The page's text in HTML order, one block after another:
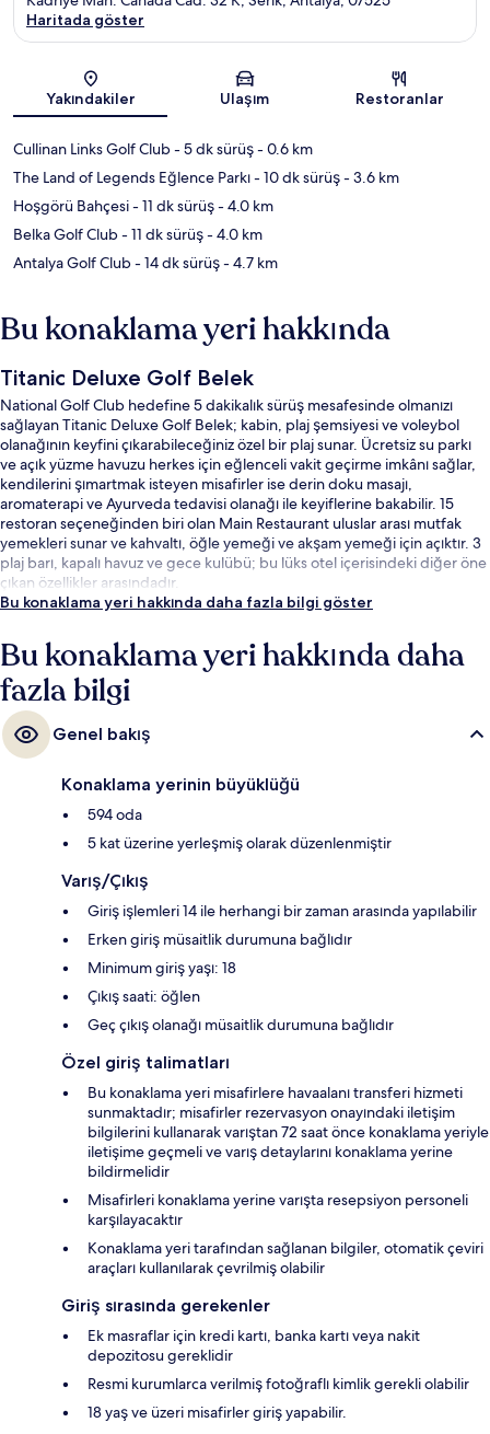
Harita
Haritada göster
Yakındakiler Ulaşım Restoranlar
Cullinan Links Golf Club- 5 dk sürüş- 0.6 km
The Land of Legends Eğlence Parkı- 10 dk sürüş- 3.6 km
Hoşgörü Bahçesi- 11 dk sürüş- 4.0 km
Belka Golf Club- 11 dk sürüş- 4.0 km
Antalya Golf Club- 14 dk sürüş- 4.7 km
Bu konaklama yeri hakkında
Titanic Deluxe Golf Belek
National Golf Club hedefine 5 dakikalık sürüş mesafesinde olmanızı
sağlayan Titanic Deluxe Golf Belek; kabin, plaj şemsiyesi ve voleybol
olanağının keyfini çıkarabileceğiniz özel bir plaj sunar. Ücretsiz su parkı
ve açık yüzme havuzu herkes için eğlenceli vakit geçirme imkânı sağlar,
kendilerini şımartmak isteyen misafirler ise derin doku masajı,
aromaterapi ve Ayurveda tedavisi olanağı ile keyiflerine bakabilir. 15
restoran seçeneğinden biri olan Main Restaurant uluslar arası mutfak
yemekleri sunar ve kahvaltı, öğle yemeği ve akşam yemeği için açıktır. 3
plaj barı, kapalı havuz ve gece kulübü; bu lüks otel içerisindeki diğer öne
çıkan özellikler arasındadır.
Bu konaklama yeri hakkında daha fazla bilgi göster
Bu konaklama yeri hakkında daha
fazla bilgi
Genel bakış
Konaklama yerinin büyüklüğü
594 oda
5 kat üzerine yerleşmiş olarak düzenlenmiştir
Varış/Çıkış
Giriş işlemleri 14 ile herhangi bir zaman arasında yapılabilir
Erken giriş müsaitlik durumuna bağlıdır
Minimum giriş yaşı: 18
Çıkış saati: öğlen
Geç çıkış olanağı müsaitlik durumuna bağlıdır
Özel giriş talimatları
Bu konaklama yeri misafirlere havaalanı transferi hizmeti
sunmaktadır; misafirler rezervasyon onayındaki iletişim
bilgilerini kullanarak varıştan 72 saat önce konaklama yeriyle
iletişime geçmeli ve varış detaylarını konaklama yerine
bildirmelidir
Misafirleri konaklama yerine varışta resepsiyon personeli
karşılayacaktır
Konaklama yeri tarafından sağlanan bilgiler, otomatik çeviri
araçları kullanılarak çevrilmiş olabilir
Giriş sırasında gerekenler
Ek masraflar için kredi kartı, banka kartı veya nakit
depozitosu gereklidir
Resmi kurumlarca verilmiş fotoğraflı kimlik gerekli olabilir
18 yaş ve üzeri misafirler giriş yapabilir.